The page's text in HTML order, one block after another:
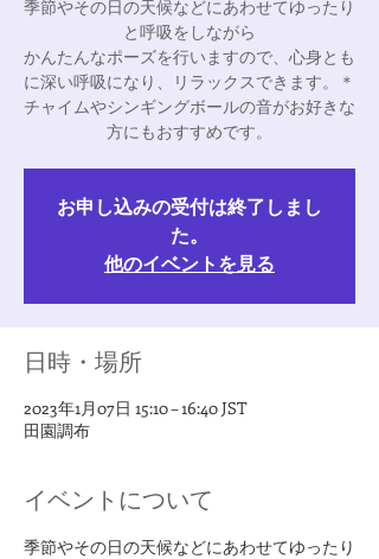
季節やその日の天候などにあわせてゆったり
と呼吸をしながら
かんたんなポーズを行いますので、心身とも
に深い呼吸になり、リラックスできます。＊
チャイムやシンギングボールの音がお好きな
方にもおすすめです。
お申し込みの受付は終了しまし
た。
他のイベントを見る
日時・場所
2023年1月07日 15:10 – 16:40 JST
田園調布
イベントについて
季節やその日の天候などにあわせてゆったり